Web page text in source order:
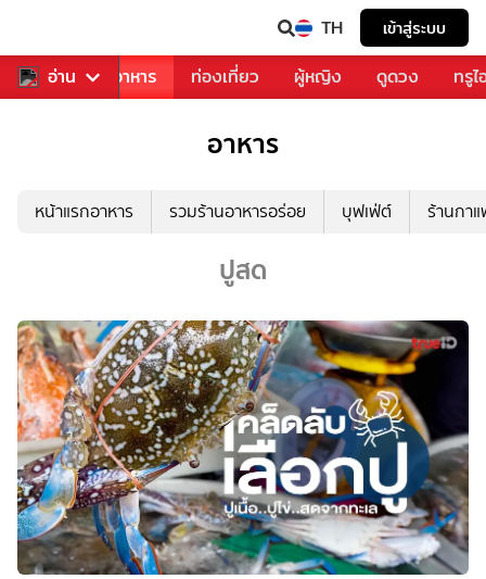
TH เข้าสู่ระบบ
อ่าน
การเพลง อาหาร ท่องเที่ยว ผู้หญิง ดูดวง ทรู
อาหาร
หน้าแรกอาหาร รวมร้านอาหารอร่อย บุฟเฟ่ต์ ร้านกา
ปูสด